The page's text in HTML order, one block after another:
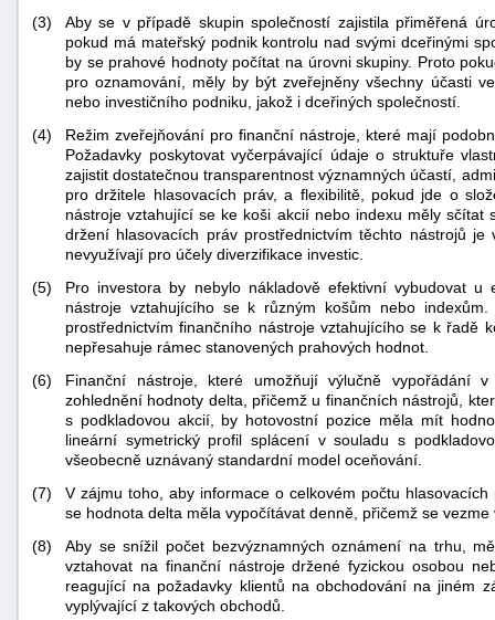
(3)
Aby se v případě skupin společností zajistila přiměřená
pokud má mateřský podnik kontrolu nad svými dceřinými
by se prahové hodnoty počítat na úrovni skupiny. Proto
pro oznamování, měly by být zveřejněny všechny účasti
nebo investičního podniku, jakož i dceřiných společností.
(4)
Režim zveřejňování pro finanční nástroje, které mají
Požadavky poskytovat vyčerpávající údaje o struktuře
zajistit dostatečnou transparentnost významných účastí,
pro držitele hlasovacích práv, a flexibilitě, pokud jde o
nástroje vztahující se ke koši akcií nebo indexu měly
držení hlasovacích práv prostřednictvím těchto nástrojů
nevyužívají pro účely diverzifikace investic.
(5)
Pro investora by nebylo nákladově efektivní vybudovat u
nástroje vztahujícího se k různým košům nebo
prostřednictvím finančního nástroje vztahujícího se k řadě
nepřesahuje rámec stanovených prahových hodnot.
(6)
Finanční nástroje, které umožňují výlučně vypořádání
zohlednění hodnoty delta, přičemž u finančních nástrojů,
s podkladovou akcií, by hotovostní pozice měla mít
lineární symetrický profil splácení v souladu s
všeobecně uznávaný standardní model oceňování.
(7)
V zájmu toho, aby informace o celkovém počtu
se hodnota delta měla vypočítávat denně, přičemž se
(8)
Aby se snížil počet bezvýznamných oznámení na trhu,
vztahovat na finanční nástroje držené fyzickou osobou
reagující na požadavky klientů na obchodování na jiném
vyplývající z takových obchodů.
+náhrady